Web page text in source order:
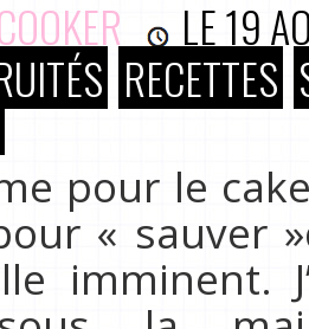
LE19
RECETTES
pour le
« sauver
imminent.